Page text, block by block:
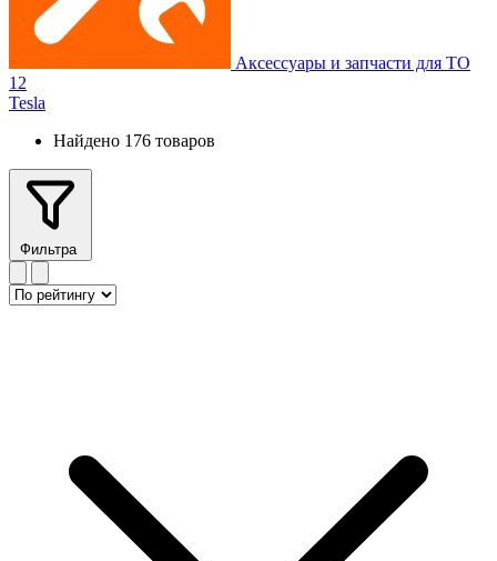
Аксессуары и запчасти для ТО
12
Tesla
Найдено 176 товаров
Фильтра